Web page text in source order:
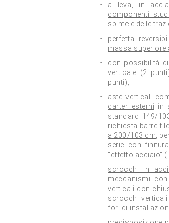
a leva, in
componenti
spinte e delle
perfetta
massa superiore
con possibilità
verticale (2
punti);
aste verticali
carter esterni in
standard 149/
richiesta barre
a 200/103 cm ,
serie con
"effetto acciaio"
scrocchi in
meccanismi
verticali con
scrocchi
fori di